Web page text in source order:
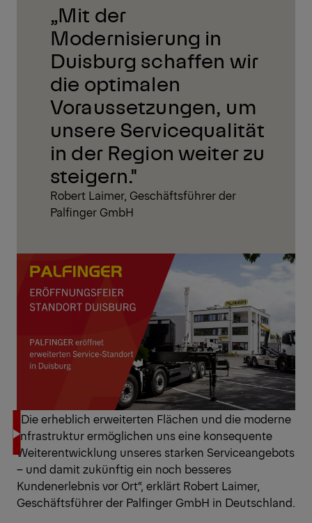
„Mit der
Modernisierung in
Duisburg schaffen wir
die optimalen
Voraussetzungen, um
unsere Servicequalität
in der Region weiter zu
steigern."
Robert Laimer, Geschäftsführer der
Palfinger GmbH
„Die erheblich erweiterten Flächen und die moderne
Infrastruktur ermöglichen uns eine konsequente
Weiterentwicklung unseres starken Serviceangebots
– und damit zukünftig ein noch besseres
Kundenerlebnis vor Ort“, erklärt Robert Laimer,
Geschäftsführer der Palfinger GmbH in Deutschland.